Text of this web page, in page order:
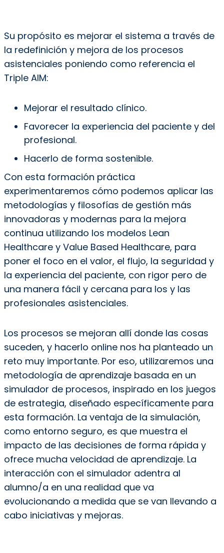
Su propósito es mejorar el sistema a través de
la redefinición y mejora de los procesos
asistenciales poniendo como referencia el
Triple AIM:
Mejorar el resultado clínico.
Favorecer la experiencia del paciente y del
profesional.
Hacerlo de forma sostenible.
Con esta formación práctica
experimentaremos cómo podemos aplicar las
metodologías y filosofías de gestión más
innovadoras y modernas para la mejora
continua utilizando los modelos Lean
Healthcare y Value Based Healthcare, para
poner el foco en el valor, el flujo, la seguridad y
la experiencia del paciente, con rigor pero de
una manera fácil y cercana para los y las
profesionales asistenciales.
Los procesos se mejoran allí donde las cosas
suceden, y hacerlo online nos ha planteado un
reto muy importante. Por eso, utilizaremos una
metodología de aprendizaje basada en un
simulador de procesos, inspirado en los juegos
de estrategia, diseñado específicamente para
esta formación. La ventaja de la simulación,
como entorno seguro, es que muestra el
impacto de las decisiones de forma rápida y
ofrece mucha velocidad de aprendizaje. La
interacción con el simulador adentra al
alumno/a en una realidad que va
evolucionando a medida que se van llevando a
cabo iniciativas y mejoras.